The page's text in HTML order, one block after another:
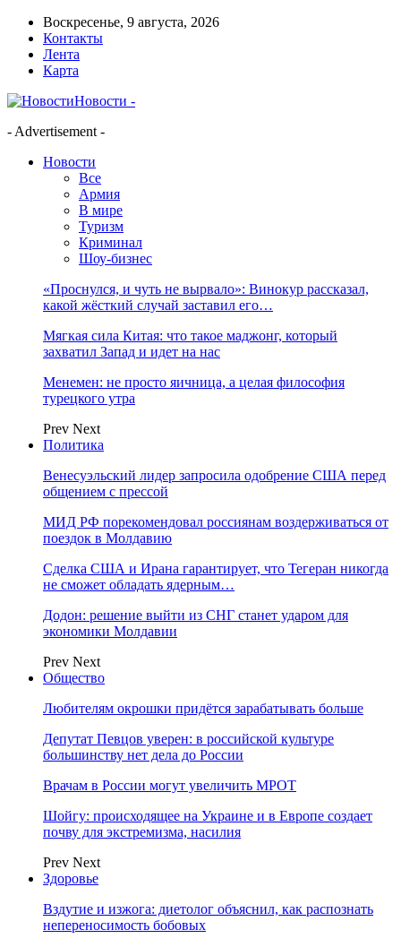
Воскресенье, 9 августа, 2026
Контакты
Лента
Карта
Новости -
- Advertisement -
Новости
Все
Армия
В мире
Туризм
Криминал
Шоу-бизнес
«Проснулся, и чуть не вырвало»: Винокур рассказал,
какой жёсткий случай заставил его…
Мягкая сила Китая: что такое маджонг, который
захватил Запад и идет на нас
Менемен: не просто яичница, а целая философия
турецкого утра
Prev Next
Политика
Венесуэльский лидер запросила одобрение США перед
общением с прессой
МИД РФ порекомендовал россиянам воздерживаться от
поездок в Молдавию
Сделка США и Ирана гарантирует, что Тегеран никогда
не сможет обладать ядерным…
Додон: решение выйти из СНГ станет ударом для
экономики Молдавии
Prev Next
Общество
Любителям окрошки придётся зарабатывать больше
Депутат Певцов уверен: в российской культуре
большинству нет дела до России
Врачам в России могут увеличить МРОТ
Шойгу: происходящее на Украине и в Европе создает
почву для экстремизма, насилия
Prev Next
Здоровье
Вздутие и изжога: диетолог объяснил, как распознать
непереносимость бобовых